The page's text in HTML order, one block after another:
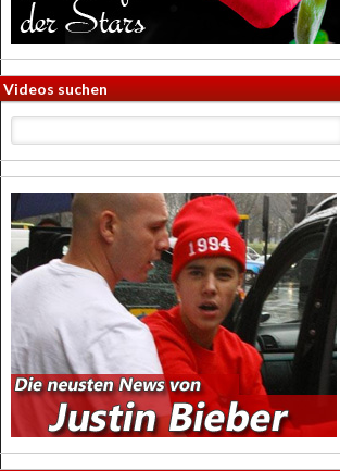
Videos suchen